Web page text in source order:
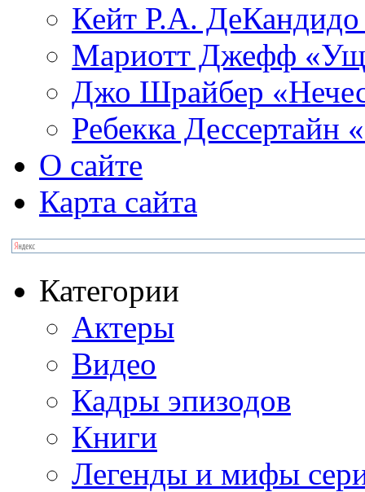
Кейт Р.А.
Мариотт Джефф
Джо Шрайбер
Ребекка Десcертайн
О сайте
Карта сайта
Категории
Актеры
Видео
Кадры эпизодов
Книги
Легенды и мифы